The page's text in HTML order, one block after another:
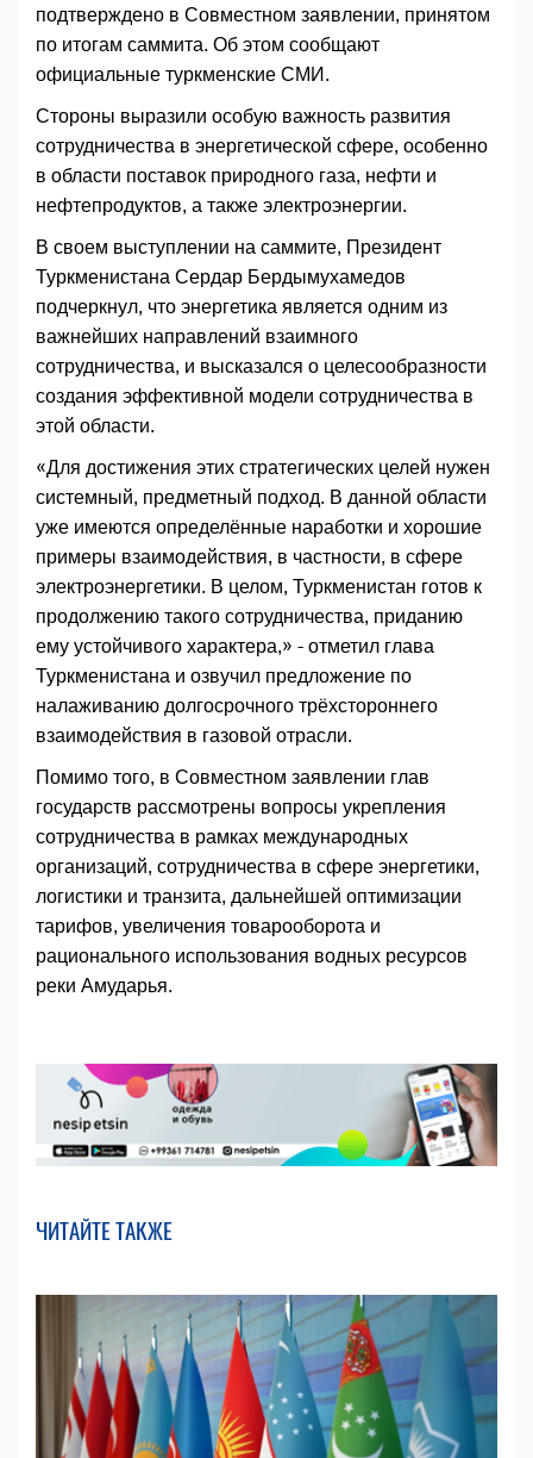
подтверждено в Совместном заявлении, принятом
по итогам саммита. Об этом сообщают
официальные туркменские СМИ.
Стороны выразили особую важность развития
сотрудничества в энергетической сфере, особенно
в области поставок природного газа, нефти и
нефтепродуктов, а также электроэнергии.
В своем выступлении на саммите, Президент
Туркменистана Сердар Бердымухамедов
подчеркнул, что энергетика является одним из
важнейших направлений взаимного
сотрудничества, и высказался о целесообразности
создания эффективной модели сотрудничества в
этой области.
«Для достижения этих стратегических целей нужен
системный, предметный подход. В данной области
уже имеются определённые наработки и хорошие
примеры взаимодействия, в частности, в сфере
электроэнергетики. В целом, Туркменистан готов к
продолжению такого сотрудничества, приданию
ему устойчивого характера,» - отметил глава
Туркменистана и озвучил предложение по
налаживанию долгосрочного трёхстороннего
взаимодействия в газовой отрасли.
Помимо того, в Совместном заявлении глав
государств рассмотрены вопросы укрепления
сотрудничества в рамках международных
организаций, сотрудничества в сфере энергетики,
логистики и транзита, дальнейшей оптимизации
тарифов, увеличения товарооборота и
рационального использования водных ресурсов
реки Амударья.
ЧИТАЙТЕ ТАКЖЕ